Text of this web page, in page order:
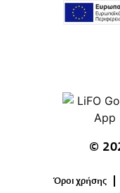
©
Όροι χρήσης